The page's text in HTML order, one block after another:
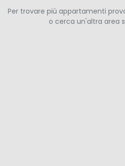
Per trovare più appartamenti
o cerca un'altra area